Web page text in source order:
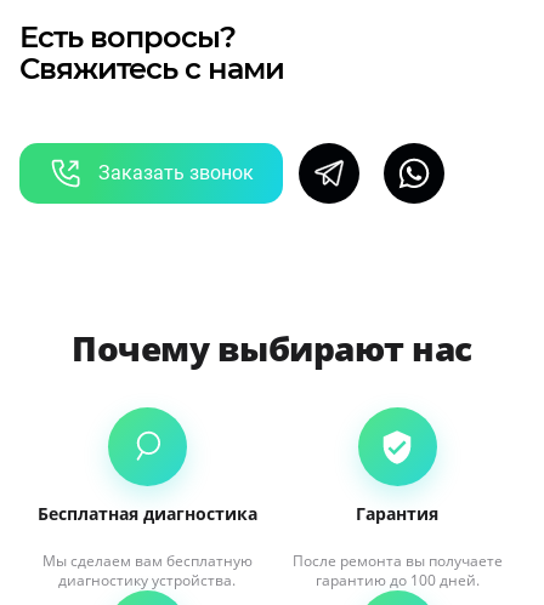
Есть вопросы?
Свяжитесь с нами
Заказать звонок
Почему выбирают нас
Бесплатная диагностика
Мы сделаем вам бесплатную
диагностику устройства.
Гарантия
После ремонта вы получаете
гарантию до 100 дней.